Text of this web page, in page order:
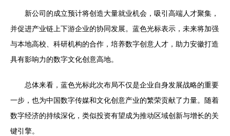
新公司的成立预计将创造大量就业机会，吸引高端人才聚集，
并促进产业链上下游企业的协同发展。蓝色光标表示，未来将加强
与本地高校、科研机构的合作，培养数字创意人才，助力安徽打造
具有影响力的数字文化创意高地。
总体来看，蓝色光标此次布局不仅是企业自身发展战略的重要
一步，也为中国数字传媒和文化创意产业的繁荣贡献了力量。随着
数字经济的持续深化，类似投资有望成为推动区域创新与增长的关
键引擎。